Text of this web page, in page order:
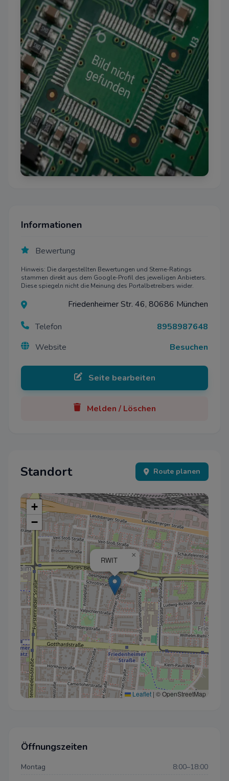
Informationen
Bewertung
Hinweis: Die dargestellten Bewertungen und Sterne-Ratings
stammen direkt aus dem Google-Profil des jeweiligen Anbieters.
Diese spiegeln nicht die Meinung des Portalbetreibers wider.
Friedenheimer Str. 46, 80686 München
Telefon
8958987648
Website
Besuchen
Seite bearbeiten
Melden / Löschen
Standort Route planen
RWIT
×
+
−
Leaflet | © OpenStreetMap
Öffnungszeiten
Montag
8:00–18:00